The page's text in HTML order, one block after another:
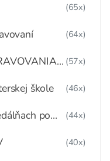
(65x)
(64x)
(57x)
škole (46x)
po
(44x)
(40x)